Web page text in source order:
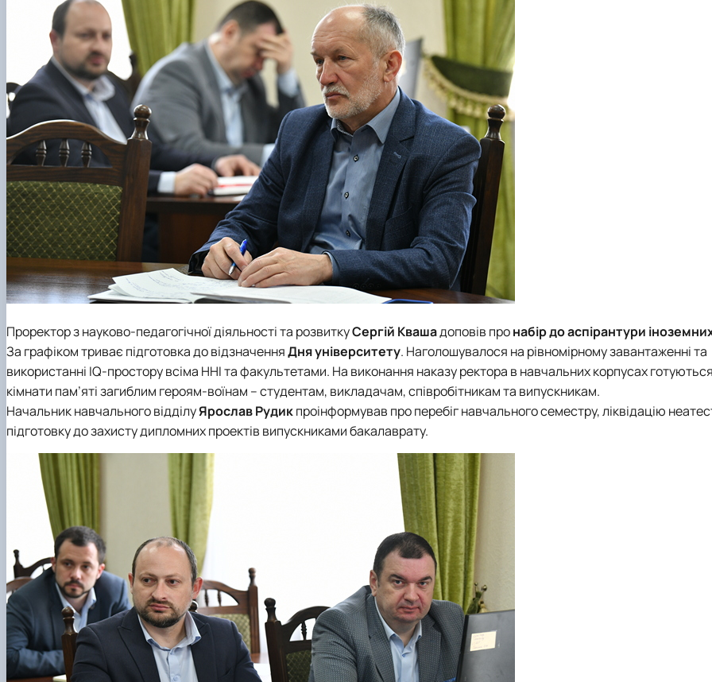
Проректор з науково-педагогічної діяльності та розвиткуСергій Квашадоповів пронабір до аспірантури
За графіком триває підготовка до відзначенняДня університету. Наголошувалося на рівномірному завантаженні та
використанні IQ-простору всіма ННІ та факультетами. На виконання наказу ректора в навчальних корпусах
кімнати пам’яті загиблим героям-воїнам – студентам, викладачам, співробітникам та випускникам.
Начальник навчального відділуЯрослав Рудикпроінформував про перебіг навчального семестру, ліквідацію
підготовку до захисту дипломних проектів випускниками бакалаврату.